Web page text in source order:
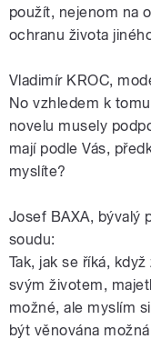
použít, nejenom na
ochranu života
Vladimír KROC,
No vzhledem k
novelu musely
mají podle Vás,
myslíte?
Josef BAXA, bývalý
soudu:
Tak, jak se říká,
svým životem,
možné, ale myslím
být věnována